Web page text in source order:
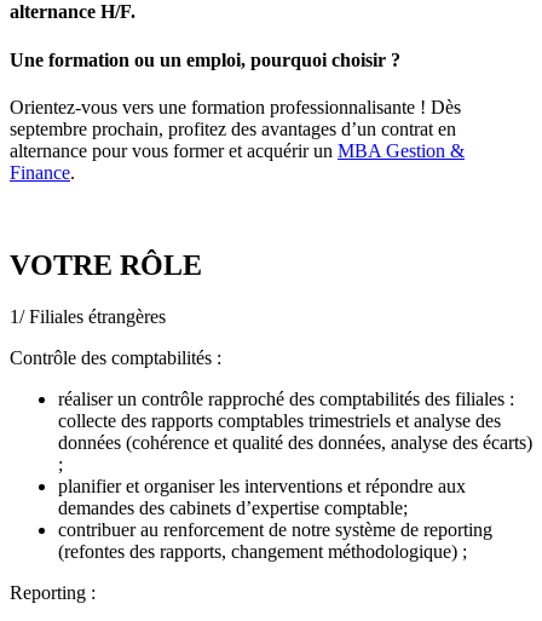
alternance H/F.
Une formation ou un emploi, pourquoi choisir ?
Orientez-vous vers une formation professionnalisante ! Dès
septembre prochain, profitez des avantages d’un contrat en
alternance pour vous former et acquérir un MBA Gestion &
Finance.
VOTRE RÔLE
1/ Filiales étrangères
Contrôle des comptabilités :
réaliser un contrôle rapproché des comptabilités des filiales :
collecte des rapports comptables trimestriels et analyse des
données (cohérence et qualité des données, analyse des écarts)
;
planifier et organiser les interventions et répondre aux
demandes des cabinets d’expertise comptable;
contribuer au renforcement de notre système de reporting
(refontes des rapports, changement méthodologique) ;
Reporting :